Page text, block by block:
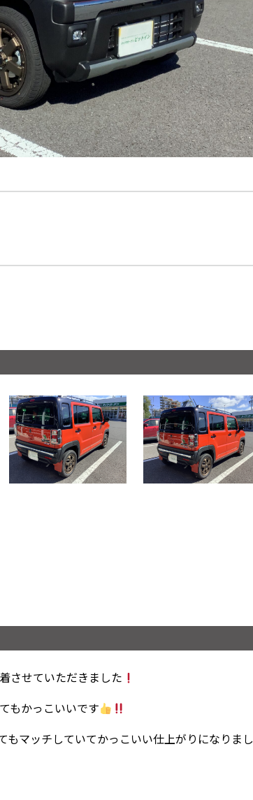
させていただきました
もかっこいいです
マッチしていてかっこいい仕上がりになりまし